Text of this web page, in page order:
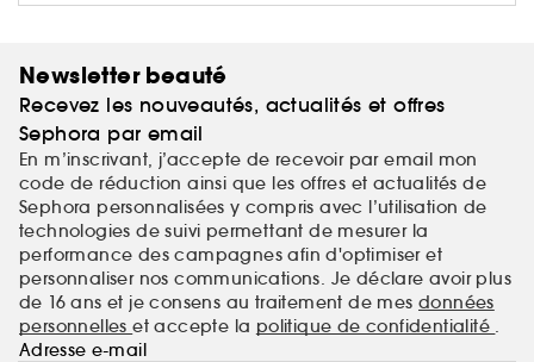
Newsletter beauté
Recevez les nouveautés, actualités et offres
Sephora par email
En m’inscrivant, j’accepte de recevoir par email mon
code de réduction ainsi que les offres et actualités de
Sephora personnalisées y compris avec l’utilisation de
technologies de suivi permettant de mesurer la
performance des campagnes afin d'optimiser et
personnaliser nos communications. Je déclare avoir plus
de 16 ans et je consens au traitement de mes données
personnelleset accepte la politique de confidentialité
Adresse e-mail